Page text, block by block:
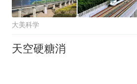
大美科学
天空硬糖消